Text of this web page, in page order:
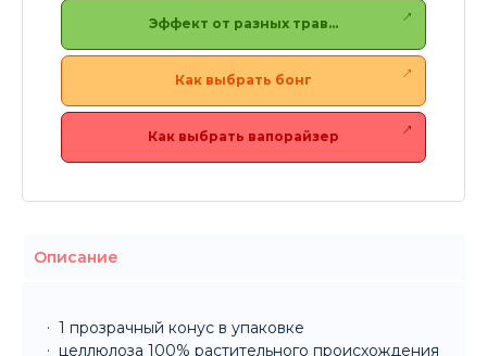
Эффект от разных трав…
Как выбрать бонг
Как выбрать вапорайзер
Описание
1 прозрачный конус в упаковке
целлюлоза 100% растительного происхождения